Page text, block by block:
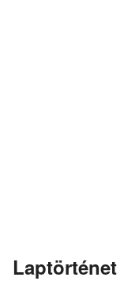
Laptörténet